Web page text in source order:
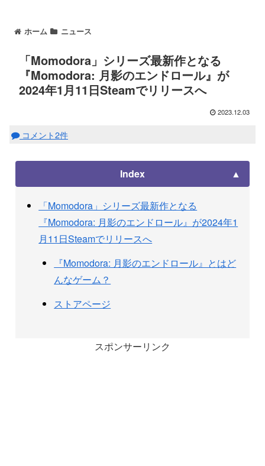
ホーム ニュース
「Momodora」シリーズ最新作となる
『Momodora: 月影のエンドロール』が
2024年1月11日Steamでリリースへ
2023.12.03
コメント2件
Index
「Momodora」シリーズ最新作となる
『Momodora: 月影のエンドロール』が2024年1
月11日Steamでリリースへ
『Momodora: 月影のエンドロール』とはど
んなゲーム？
ストアページ
スポンサーリンク